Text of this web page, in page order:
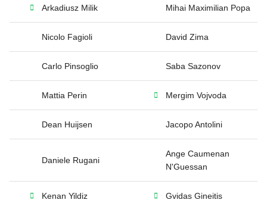
Arkadiusz Milik Mihai Maximilian Popa
Nicolo Fagioli David Zima
Carlo Pinsoglio Saba Sazonov
Mattia Perin Mergim Vojvoda
Dean Huijsen Jacopo Antolini
Daniele Rugani
Ange Caumenan
N'Guessan
Kenan Yildiz Gvidas Gineitis